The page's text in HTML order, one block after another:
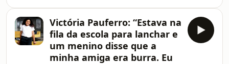
quotidiano &ndash; os pais eram
desta semana d&rsquo; &ldquo;O Tal
Podcast&rdquo;. Natural de
S&atilde;o Tom&eacute; e
Pr&iacute;ncipe, veio para Portugal
Victória Pauferro: “Estava na
fila da escola para lanchar e
um menino disse que a
minha amiga era burra. Eu